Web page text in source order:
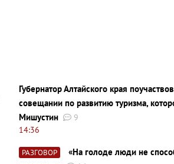
Губернатор Алтайского края
совещании по развитию туризма,
Мишустин
9
14:36
РАЗГОВОР
«На голоде люди не